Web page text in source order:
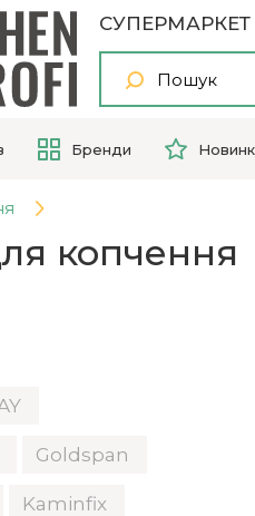
СУПЕРМАРКЕТ
Бренди
копчення
Goldspan
Kaminfix